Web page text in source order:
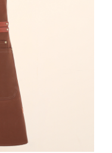
chun faoi bhuan.
chócaireacht
reatail?
do fhoireann
saincheaptha mar
na bróga seo
na príomhbhuntáistí,
dhéanann ár